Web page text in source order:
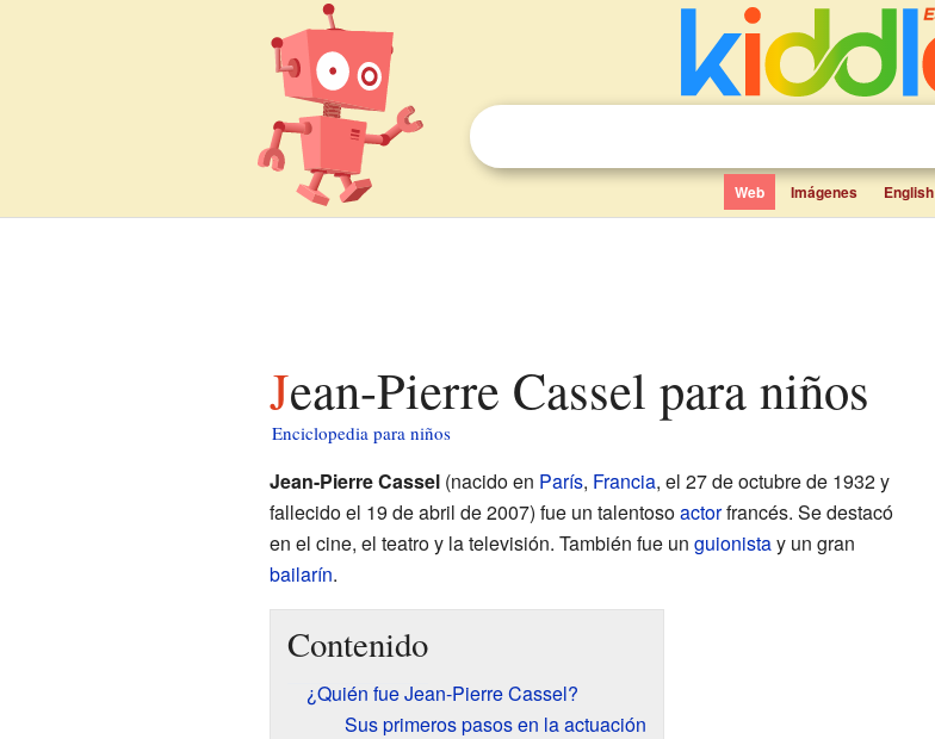
Web Imágenes English
Jean-Pierre Cassel para niños
Enciclopedia para niños
Jean-Pierre Cassel(nacido en París, Francia, el 27 de octubre de 1932 y
fallecido el 19 de abril de 2007) fue un talentosoactorfrancés. Se destacó
en el cine, el teatro y la televisión. También fue un guionistay un gran
bailarín.
Contenido
¿Quién fue Jean-Pierre Cassel?
Sus primeros pasos en la actuación